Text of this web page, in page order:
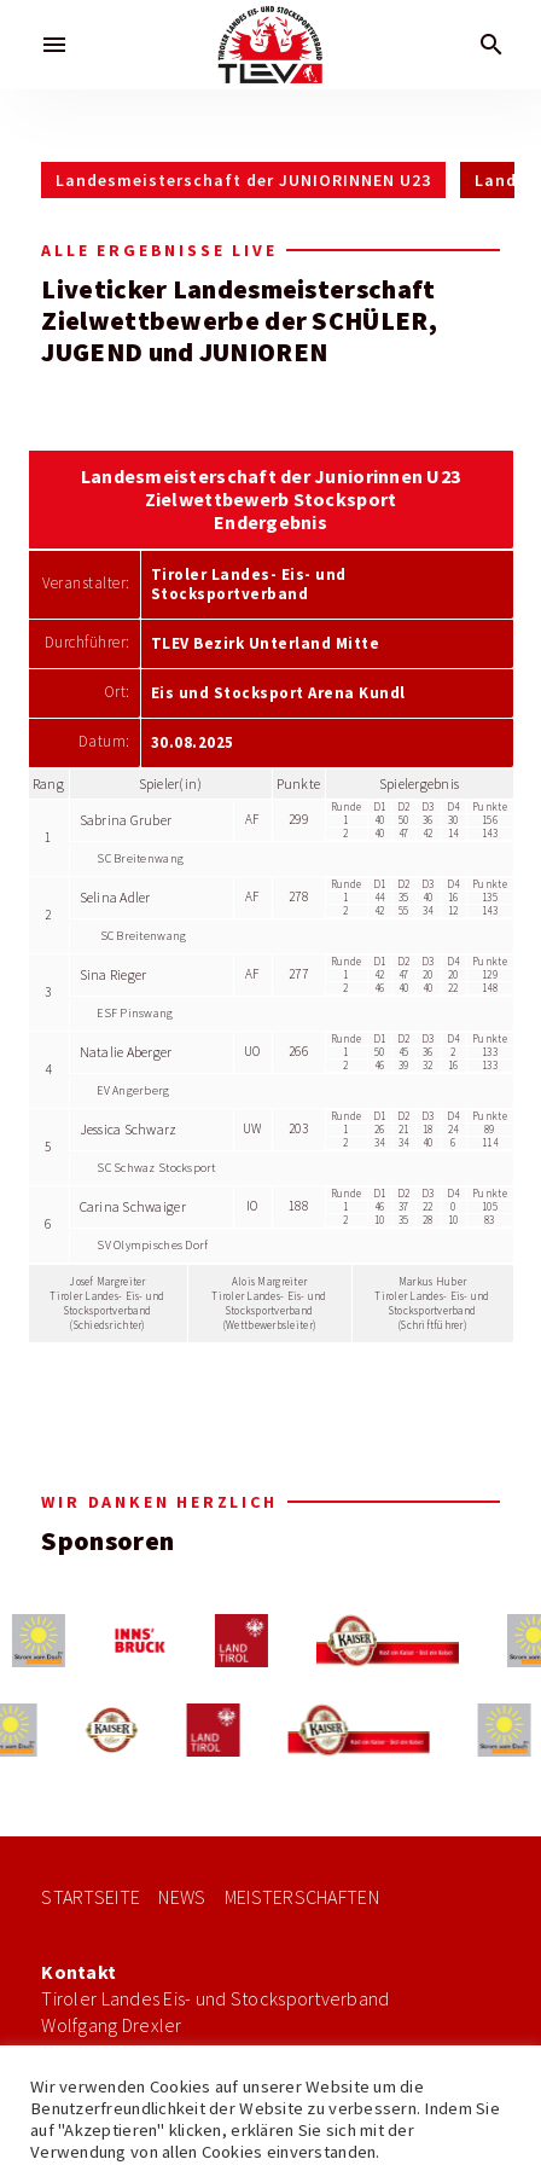
menu search
Landesmeisterschaft der JUNIORINNEN U23
ALLE ERGEBNISSE LIVE
Liveticker Landesmeisterschaft
Zielwettbewerbe der SCHÜLER,
JUGEND und JUNIOREN
Landesmeisterschaft der Juniorinnen U23
Zielwettbewerb Stocksport
Endergebnis
Veranstalter:
Tiroler Landes- Eis- und
Stocksportverband
Durchführer: TLEV Bezirk Unterland Mitte
Ort: Eis und Stocksport Arena Kundl
Datum: 30.08.2025
Rang Spieler(in) Punkte Spielergebnis
1
Sabrina Gruber AF 299
Runde D1 D2 D3 D4
Punkte
1
40 50 36 30
156
2
40 47 42 14
143
SC Breitenwang
2
Selina Adler AF 278
Runde D1 D2 D3 D4
Punkte
1
44 35 40 16
135
2
42 55 34 12
143
SC Breitenwang
3
Sina Rieger AF 277
Runde D1 D2 D3 D4
Punkte
1
42 47 20 20
129
2
46 40 40 22
148
ESF Pinswang
4
Natalie Aberger UO 266
Runde D1 D2 D3 D4
Punkte
1
50 45 36 2
133
2
46 39 32 16
133
EV Angerberg
5
Jessica Schwarz UW 203
Runde D1 D2 D3 D4
Punkte
1
26 21 18 24
89
2
34 34 40 6
114
SC Schwaz Stocksport
6
Carina Schwaiger IO 188
Runde D1 D2 D3 D4
Punkte
1
46 37 22 0
105
2
10 35 28 10
83
SV Olympisches Dorf
Josef Margreiter
Tiroler Landes- Eis- und
Stocksportverband
(Schiedsrichter)
Alois Margreiter
Tiroler Landes- Eis- und
Stocksportverband
(Wettbewerbsleiter)
Markus Huber
Tiroler Landes- Eis- und
Stocksportverband
(Schriftführer)
WIR DANKEN HERZLICH
Sponsoren
STARTSEITE NEWS MEISTERSCHAFTEN
Kontakt
Tiroler Landes Eis- und Stocksportverband
Wolfgang Drexler
1. Fachwart
office@tlev.at
Impressum Datenschutz
Wir verwenden Cookies auf unserer Website um die
Benutzerfreundlichkeit der Website zu verbessern. Indem Sie
auf "Akzeptieren" klicken, erklären Sie sich mit der
Verwendung von allen Cookies einverstanden.